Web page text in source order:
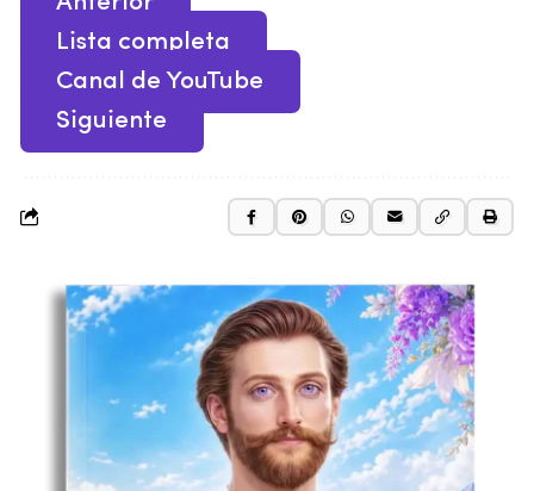
Lista completa
Canal de YouTube
Siguiente